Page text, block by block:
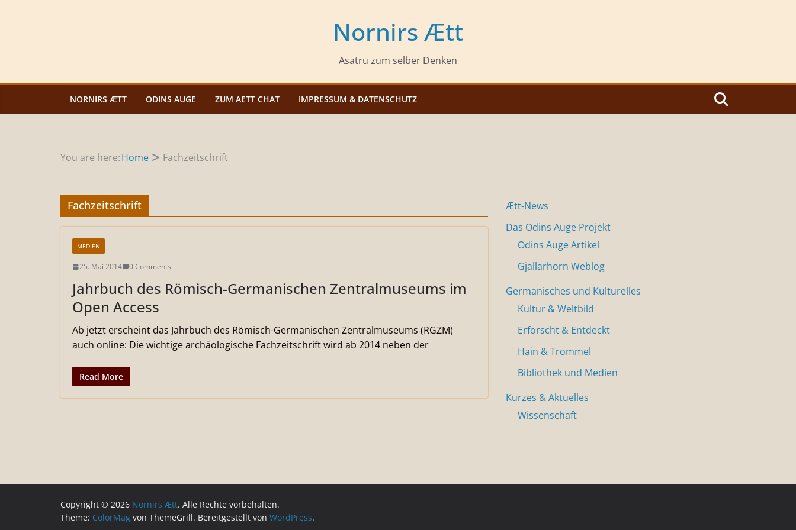
Nornirs Ætt
Asatru zum selber Denken
NORNIRS ÆTT ODINS AUGE ZUM AETT CHAT IMPRESSUM & DATENSCHUTZ
You are here:Home Fachzeitschrift
Fachzeitschrift
MEDIEN
25. Mai 2014 0 Comments
Jahrbuch des Römisch-Germanischen Zentralmuseums im
Open Access
Ab jetzt erscheint das Jahrbuch des Römisch-Germanischen Zentralmuseums (RGZM)
auch online: Die wichtige archäologische Fachzeitschrift wird ab 2014 neben der
Read More
Ætt-News
Das Odins Auge Projekt
Odins Auge Artikel
Gjallarhorn Weblog
Germanisches und Kulturelles
Kultur & Weltbild
Erforscht & Entdeckt
Hain & Trommel
Bibliothek und Medien
Kurzes & Aktuelles
Wissenschaft
Copyright © 2026 Nornirs Ætt. Alle Rechte vorbehalten.
Theme: ColorMag von ThemeGrill. Bereitgestellt von WordPress.